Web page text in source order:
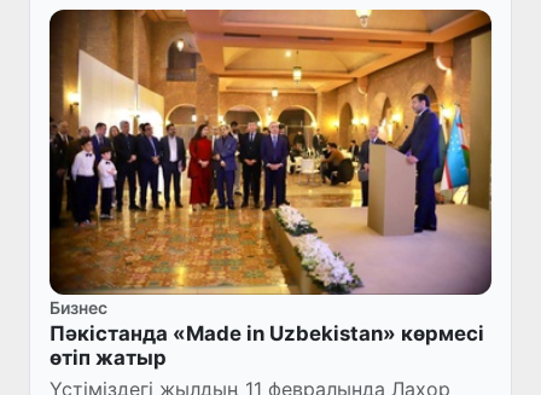
Бизнес
Пәкістанда «Made in Uzbekistan» көрмесі
өтіп жатыр
Үстіміздегі жылдың 11 февралында Лахор